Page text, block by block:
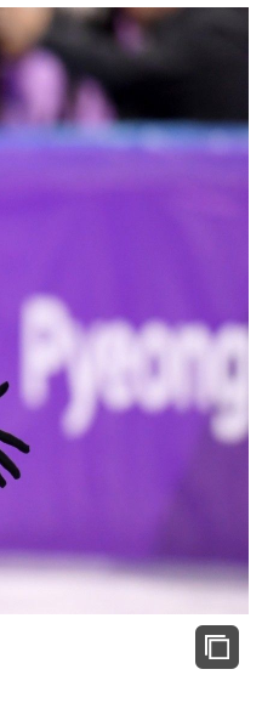
《BTS厳戒トーキョー滞